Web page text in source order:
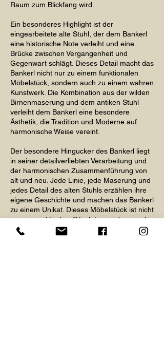
Raum zum Blickfang wird.
Ein besonderes Highlight ist der
eingearbeitete alte Stuhl, der dem Bankerl
eine historische Note verleiht und eine
Brücke zwischen Vergangenheit und
Gegenwart schlägt. Dieses Detail macht das
Bankerl nicht nur zu einem funktionalen
Möbelstück, sondern auch zu einem wahren
Kunstwerk. Die Kombination aus der wilden
Birnenmaserung und dem antiken Stuhl
verleiht dem Bankerl eine besondere
Ästhetik, die Tradition und Moderne auf
harmonische Weise vereint.
Der besondere Hingucker des Bankerl liegt
in seiner detailverliebten Verarbeitung und
der harmonischen Zusammenführung von
alt und neu. Jede Linie, jede Maserung und
jedes Detail des alten Stuhls erzählen ihre
eigene Geschichte und machen das Bankerl
zu einem Unikat. Dieses Möbelstück ist nicht
nur ein praktischer Sitzplatz, sondern auch
ein dekoratives Element, das in jedem